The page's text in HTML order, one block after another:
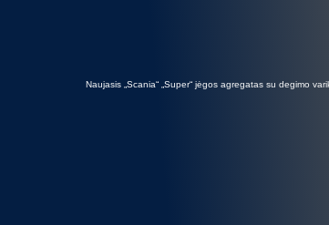
Naujasis „Scania“ „Super“ jėgos agregatas su degimo